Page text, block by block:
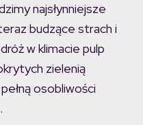
najsłynniejsze
budzące strach i
w klimacie pulp
zielenią
osobliwości